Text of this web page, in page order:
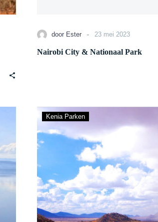
door Ester - 23 mei 2023
Nairobi City & Nationaal Park
East
Nationaal
Park
Kenia Parken